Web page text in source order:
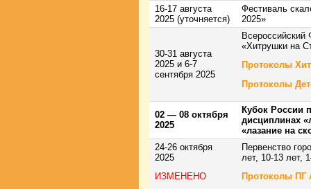
16-17 августа
2025 (уточняется)
Фестиваль
2025»
30-31 августа
2025 и 6-7
сентября 2025
Всероссийский
«Хитрушки на
Протоколы
Протоколы
02 — 08 октября
2025
Кубок России
дисциплинах
«лазание на
24-26 октября
2025
ИЗМЕНЕНО
Первенство
лет, 10-13 лет,
Протоколы ПГ